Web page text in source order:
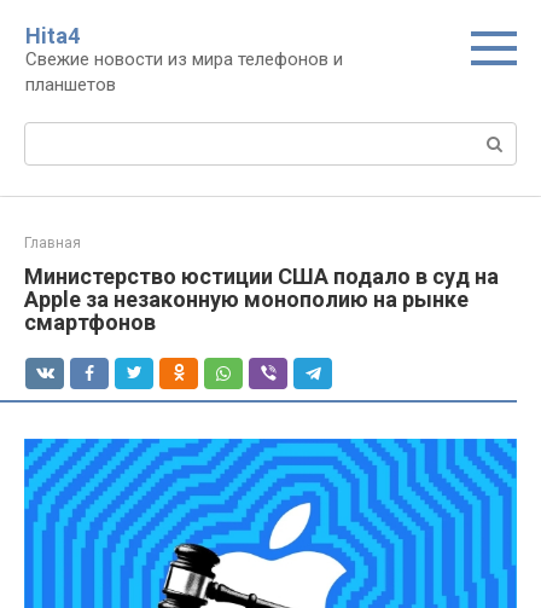
контенту
Нita4
Свежие новости из мира телефонов и
планшетов
Поиск:
Главная
Министерство юстиции США подало в суд на
Apple за незаконную монополию на рынке
смартфонов